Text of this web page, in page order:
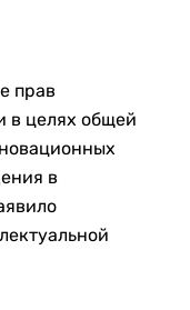
прав
в целях общей
в